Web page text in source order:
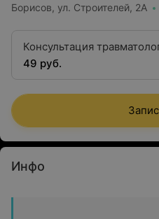
Борисов, ул. Строителей, 2А
Консультация
квалификационной
49 руб.
Инфо